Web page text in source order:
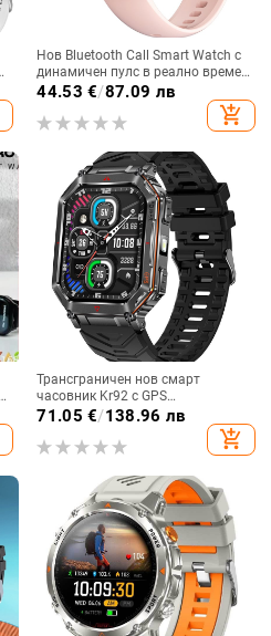
Нов Bluetooth Call Smart Watch с
динамичен пулс в реално време,
многофункционална спортна
умна гривна за женско здраве
44.53 €/87.09 лв
add_shopping_cart
Трансграничен нов смарт
часовник Kr92 с GPS
позициониране, Ai Dial, гласов
асистент, LED светлина, компас,
мъжка гривна
71.05 €/138.96 лв
add_shopping_cart